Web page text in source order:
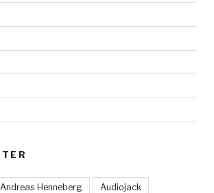
Andreas Henneberg Audiojack